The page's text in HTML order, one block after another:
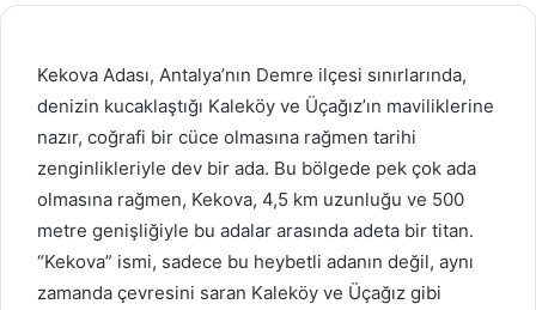
Kekova Adası, Antalya’nın Demre ilçesi sınırlarında,
denizin kucaklaştığı Kaleköy ve Üçağız’ın maviliklerine
nazır, coğrafi bir cüce olmasına rağmen tarihi
zenginlikleriyle dev bir ada. Bu bölgede pek çok ada
olmasına rağmen, Kekova, 4,5 km uzunluğu ve 500
metre genişliğiyle bu adalar arasında adeta bir titan.
“Kekova” ismi, sadece bu heybetli adanın değil, aynı
zamanda çevresini saran Kaleköy ve Üçağız gibi